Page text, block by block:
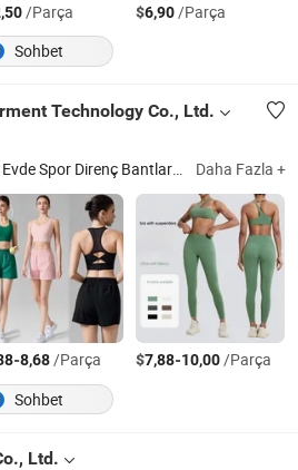
/Parça $6,90/Parça
Sohbet
Technology Co., Ltd.
Bantları; Yoga Giysileri; Baş Bantları; Fitness Giysileri Daha Fazla +
-8,68/Parça $7,88-10,00/Parça
Sohbet
Ltd.